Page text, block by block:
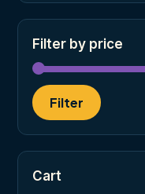
Filter by price
Filter
Cart